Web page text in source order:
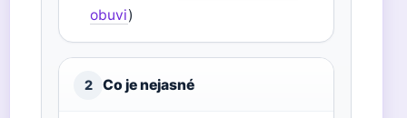
obuvi)
2 Co je nejasné